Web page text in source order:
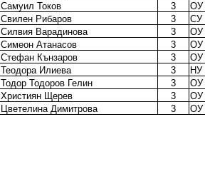
Самуил Токов
3
ОУ
Свилен Рибаров
3
СУ
Силвия Варадинова
3
ОУ
Симеон Атанасов
3
ОУ
Стефан Кънзаров
3
ОУ
Теодора Илиева
3
НУ
Тодор Тодоров Гелин
3
ОУ
Християн Щерев
3
ОУ
Цветелина Димитрова
3 ОУ